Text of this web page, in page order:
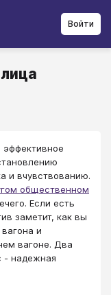
Войти
и вчувствованию.
общественном
Если есть
заметит, как вы
и
вагоне. Два
- надежная